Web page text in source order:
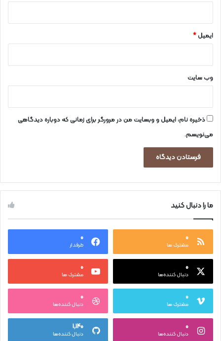
ایمیل*
وب‌ سایت
ذخیره نام، ایمیل و وبسایت من در مرورگر برای زمانی که دوباره دیدگاهی
می‌نویسم.
ما را دنبال کنید
۰
مشترک ها
۰
طرفدار
۰
دنبال کننده‌ها
۰
مشترک ها
۰
مشترک ها
۰
دنبال کننده‌ها
۰
دنبال کننده‌ها
۱,۱۴۰
دنبال کننده‌ها